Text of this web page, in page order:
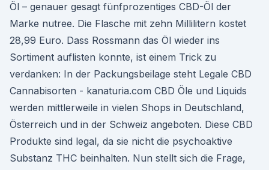
Öl – genauer gesagt fünfprozentiges CBD-Öl der
Marke nutree. Die Flasche mit zehn Millilitern kostet
28,99 Euro. Dass Rossmann das Öl wieder ins
Sortiment auflisten konnte, ist einem Trick zu
verdanken: In der Packungsbeilage steht Legale CBD
Cannabisorten - kanaturia.com CBD Öle und Liquids
werden mittlerweile in vielen Shops in Deutschland,
Österreich und in der Schweiz angeboten. Diese CBD
Produkte sind legal, da sie nicht die psychoaktive
Substanz THC beinhalten. Nun stellt sich die Frage,